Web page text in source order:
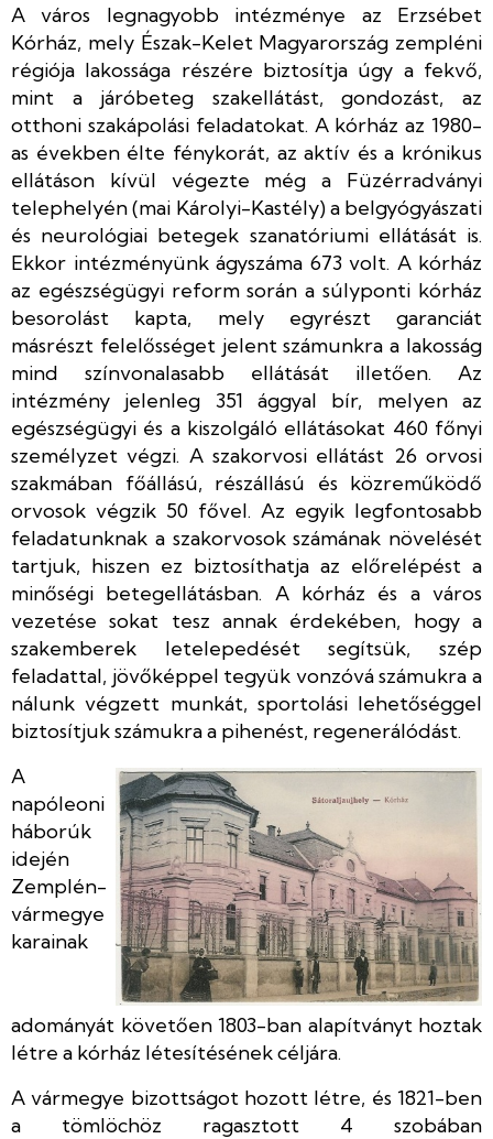
A város legnagyobb intézménye az Erzsébet
Kórház, mely Észak-Kelet Magyarország zempléni
régiója lakossága részére biztosítja úgy a fekvő,
mint a járóbeteg szakellátást, gondozást, az
otthoni szakápolási feladatokat. A kórház az 1980-
as években élte fénykorát, az aktív és a krónikus
ellátáson kívül végezte még a Füzérradványi
telephelyén (mai Károlyi-Kastély) a belgyógyászati
és neurológiai betegek szanatóriumi ellátását is.
Ekkor intézményünk ágyszáma 673 volt. A kórház
az egészségügyi reform során a súlyponti kórház
besorolást kapta, mely egyrészt garanciát
másrészt felelősséget jelent számunkra a lakosság
mind színvonalasabb ellátását illetően. Az
intézmény jelenleg 351 ággyal bír, melyen az
egészségügyi és a kiszolgáló ellátásokat 460 főnyi
személyzet végzi. A szakorvosi ellátást 26 orvosi
szakmában főállású, részállású és közreműködő
orvosok végzik 50 fővel. Az egyik legfontosabb
feladatunknak a szakorvosok számának növelését
tartjuk, hiszen ez biztosíthatja az előrelépést a
minőségi betegellátásban. A kórház és a város
vezetése sokat tesz annak érdekében, hogy a
szakemberek letelepedését segítsük, szép
feladattal, jövőképpel tegyük vonzóvá számukra a
nálunk végzett munkát, sportolási lehetőséggel
biztosítjuk számukra a pihenést, regenerálódást.
A
napóleoni
háborúk
idején
Zemplén-
vármegye
karainak
adományát követően 1803-ban alapítványt hoztak
létre a kórház létesítésének céljára.
A vármegye bizottságot hozott létre, és 1821-ben
a tömlöchöz ragasztott 4 szobában